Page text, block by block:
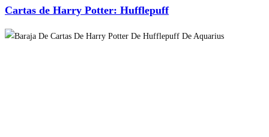
Cartas de Harry Potter: Hufflepuff